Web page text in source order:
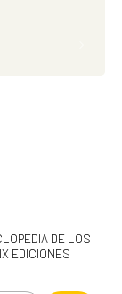
DE LOS
EDICIONES